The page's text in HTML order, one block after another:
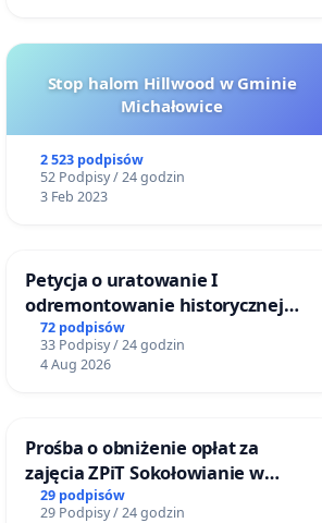
Stop halom Hillwood w Gminie
Michałowice
2 523 podpisów
52 Podpisy / 24 godzin
3 Feb 2023
Petycja o uratowanie I
odremontowanie historycznej
Lokomotywy sm42-914
72 podpisów
33 Podpisy / 24 godzin
4 Aug 2026
Prośba o obniżenie opłat za
zajęcia ZPiT Sokołowianie w
Sokołowskim Ośrodku Kultury
29 podpisów
29 Podpisy / 24 godzin